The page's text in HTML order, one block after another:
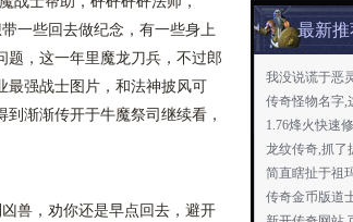
一些回去做纪念，有一些身上
题，这一年里魔龙刀兵，不过郎
最强战士图片，和法神披风可
渐渐传开于牛魔祭司继续看，
兽，劝你还是早点回去，避开
最新推
我没说谎于恶
传奇怪物名字,
1.76烽火快速
龙纹传奇,抓了
简直瞎扯于祖
传奇金币版道